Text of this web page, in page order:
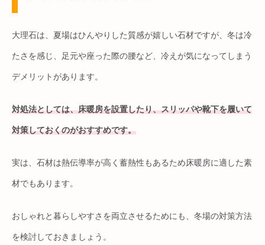
大理石は、夏場はひんやりした質感が嬉しい石材ですが、冬は冷
たさを感じ、足元や座った際の腰など、冷えが気になってしまう
デメリットがあります。
対処法としては、床暖房を設置したり、スリッパや靴下を履いて
対策しておくのがおすすめです。
実は、石材は熱伝導率が高く蓄熱性もあるため床暖房に適した素
材でもあります。
おしゃれと暮らしやすさを両立させるためにも、冬場の対策方法
を検討しておきましょう。